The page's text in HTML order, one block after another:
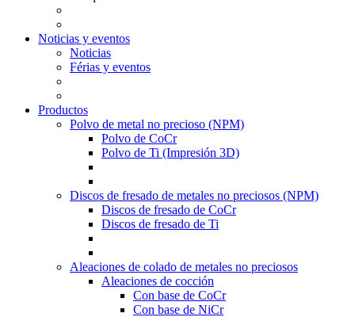
Noticias y eventos
Noticias
Férias y eventos
Productos
Polvo de metal no precioso (NPM)
Polvo de CoCr
Polvo de Ti (Impresión 3D)
Discos de fresado de metales no preciosos (NPM)
Discos de fresado de CoCr
Discos de fresado de Ti
Aleaciones de colado de metales no preciosos
Aleaciones de cocción
Con base de CoCr
Con base de NiCr